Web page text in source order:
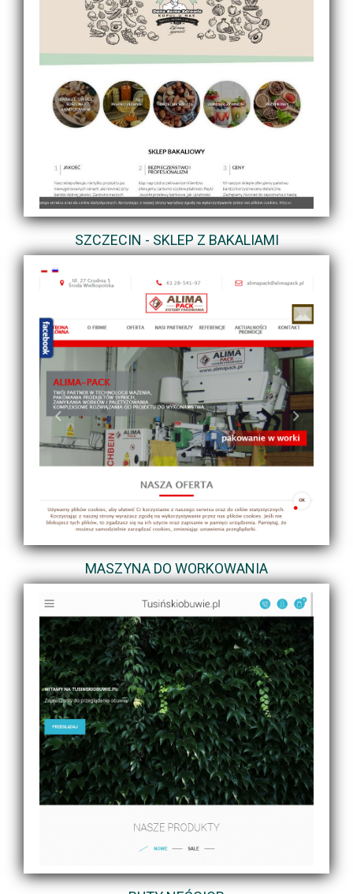
SZCZECIN - SKLEP Z BAKALIAMI
MASZYNA DO WORKOWANIA